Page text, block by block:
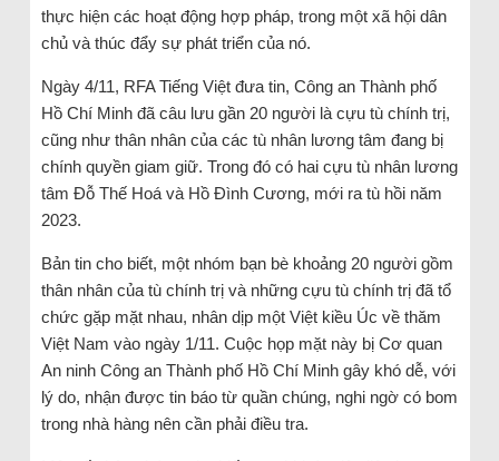
thực hiện các hoạt động hợp pháp, trong một xã hội dân
chủ và thúc đẩy sự phát triển của nó.
Ngày 4/11, RFA Tiếng Việt đưa tin, Công an Thành phố
Hồ Chí Minh đã câu lưu gần 20 người là cựu tù chính trị,
cũng như thân nhân của các tù nhân lương tâm đang bị
chính quyền giam giữ. Trong đó có hai cựu tù nhân lương
tâm Đỗ Thế Hoá và Hồ Đình Cương, mới ra tù hồi năm
2023.
Bản tin cho biết, một nhóm bạn bè khoảng 20 người gồm
thân nhân của tù chính trị và những cựu tù chính trị đã tổ
chức gặp mặt nhau, nhân dịp một Việt kiều Úc về thăm
Việt Nam vào ngày 1/11. Cuộc họp mặt này bị Cơ quan
An ninh Công an Thành phố Hồ Chí Minh gây khó dễ, với
lý do, nhận được tin báo từ quần chúng, nghi ngờ có bom
trong nhà hàng nên cần phải điều tra.